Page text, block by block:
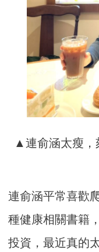
▲連俞涵太瘦，
連俞涵平常喜歡
種健康相關書籍
投資，最近真的